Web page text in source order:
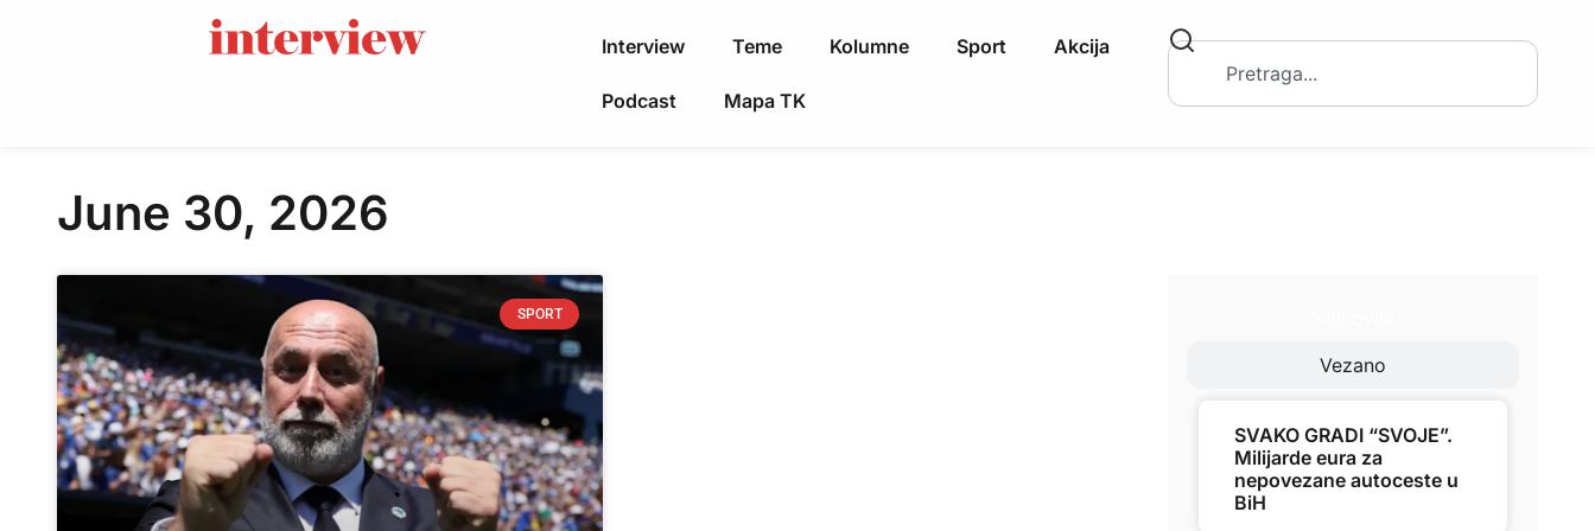
Interview Teme Kolumne Sport Akcija
Podcast Mapa TK
June 30, 2026
SPORT
Vezano
SVAKO GRADI “SVOJE”.
Milijarde eura za
nepovezane autoceste u
BiH